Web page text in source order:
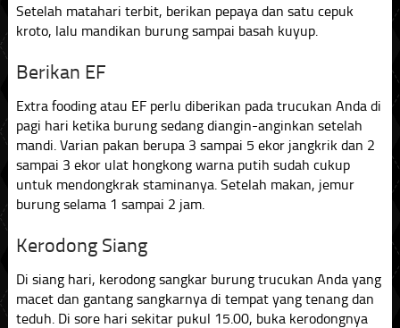
Setelah matahari terbit, berikan pepaya dan satu cepuk
kroto, lalu mandikan burung sampai basah kuyup.
Berikan EF
Extra fooding atau EF perlu diberikan pada trucukan Anda di
pagi hari ketika burung sedang diangin-anginkan setelah
mandi. Varian pakan berupa 3 sampai 5 ekor jangkrik dan 2
sampai 3 ekor ulat hongkong warna putih sudah cukup
untuk mendongkrak staminanya. Setelah makan, jemur
burung selama 1 sampai 2 jam.
Kerodong Siang
Di siang hari, kerodong sangkar burung trucukan Anda yang
macet dan gantang sangkarnya di tempat yang tenang dan
teduh. Di sore hari sekitar pukul 15.00, buka kerodongnya